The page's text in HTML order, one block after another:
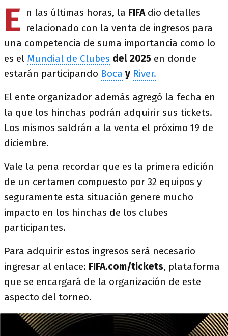
E n las últimas horas, la FIFAdio detalles
relacionado con la venta de ingresos para
una competencia de suma importancia como lo
es el Mundial de Clubes del 2025 en donde
estarán participando Boca y River.
El ente organizador además agregó la fecha en
la que los hinchas podrán adquirir sus tickets.
Los mismos saldrán a la venta el próximo 19 de
diciembre.
Vale la pena recordar que es la primera edición
de un certamen compuesto por 32 equipos y
seguramente esta situación genere mucho
impacto en los hinchas de los clubes
participantes.
Para adquirir estos ingresos será necesario
ingresar al enlace: FIFA.com/tickets, plataforma
que se encargará de la organización de este
aspecto del torneo.